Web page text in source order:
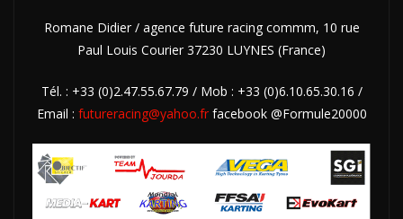
Romane Didier / agence future racing commm, 10 rue
Paul Louis Courier 37230 LUYNES (France)
Tél. : +33 (0)2.47.55.67.79 / Mob : +33 (0)6.10.65.30.16 /
Email : futureracing@yahoo.frfacebook @Formule20000